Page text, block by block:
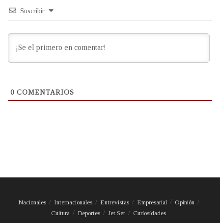
Suscribir
0 COMENTARIOS
Nacionales Internacionales Entrevistas Empresarial
Opinión
Cultura
Deportes Jet Set Curiosidades